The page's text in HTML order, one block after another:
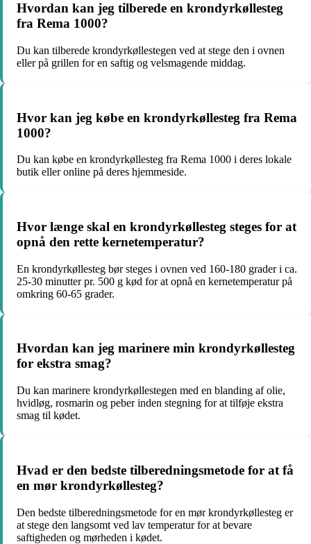
Hvordan kan jeg tilberede en krondyrkøllesteg
fra Rema 1000?
Du kan tilberede krondyrkøllestegen ved at stege den i ovnen
eller på grillen for en saftig og velsmagende middag.
Hvor kan jeg købe en krondyrkøllesteg fra Rema
1000?
Du kan købe en krondyrkøllesteg fra Rema 1000 i deres lokale
butik eller online på deres hjemmeside.
Hvor længe skal en krondyrkøllesteg steges for at
opnå den rette kernetemperatur?
En krondyrkøllesteg bør steges i ovnen ved 160-180 grader i ca.
25-30 minutter pr. 500 g kød for at opnå en kernetemperatur på
omkring 60-65 grader.
Hvordan kan jeg marinere min krondyrkøllesteg
for ekstra smag?
Du kan marinere krondyrkøllestegen med en blanding af olie,
hvidløg, rosmarin og peber inden stegning for at tilføje ekstra
smag til kødet.
Hvad er den bedste tilberedningsmetode for at få
en mør krondyrkøllesteg?
Den bedste tilberedningsmetode for en mør krondyrkøllesteg er
at stege den langsomt ved lav temperatur for at bevare
saftigheden og mørheden i kødet.